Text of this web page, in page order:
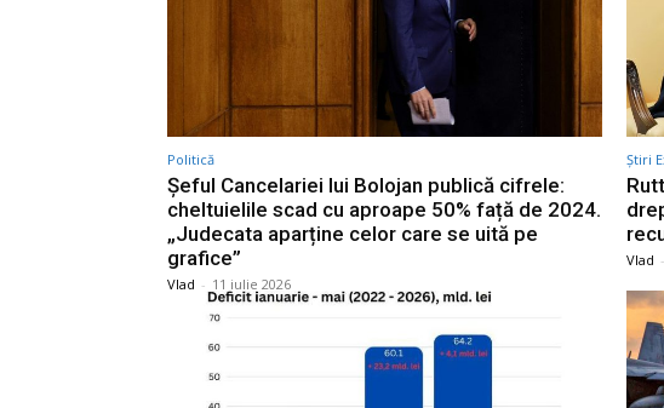
Politică
Șeful Cancelariei lui Bolojan publică cifrele:
cheltuielile scad cu aproape 50% față de 2024.
„Judecata aparține celor care se uită pe
grafice”
Vlad - 11 iulie 2026
Știri
Vlad -